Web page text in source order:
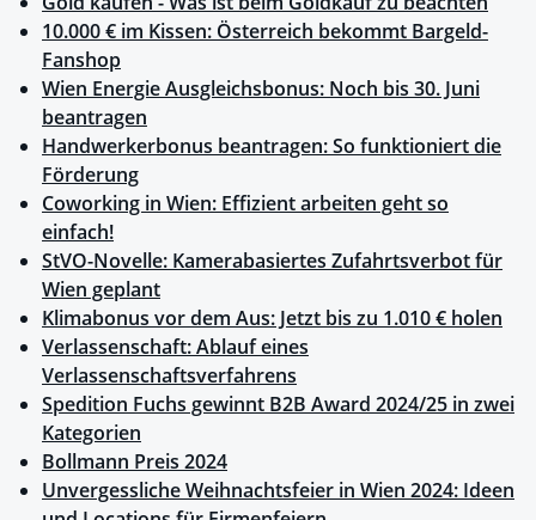
10.000 € im Kissen: Österreich bekommt Bargeld-
Fanshop
Wien Energie Ausgleichsbonus: Noch bis 30. Juni
beantragen
Handwerkerbonus beantragen: So funktioniert die
Förderung
Coworking in Wien: Effizient arbeiten geht so
einfach!
StVO-Novelle: Kamerabasiertes Zufahrtsverbot für
Wien geplant
Klimabonus vor dem Aus: Jetzt bis zu 1.010 € holen
Verlassenschaft: Ablauf eines
Verlassenschaftsverfahrens
Spedition Fuchs gewinnt B2B Award 2024/25 in zwei
Kategorien
Bollmann Preis 2024
Unvergessliche Weihnachtsfeier in Wien 2024: Ideen